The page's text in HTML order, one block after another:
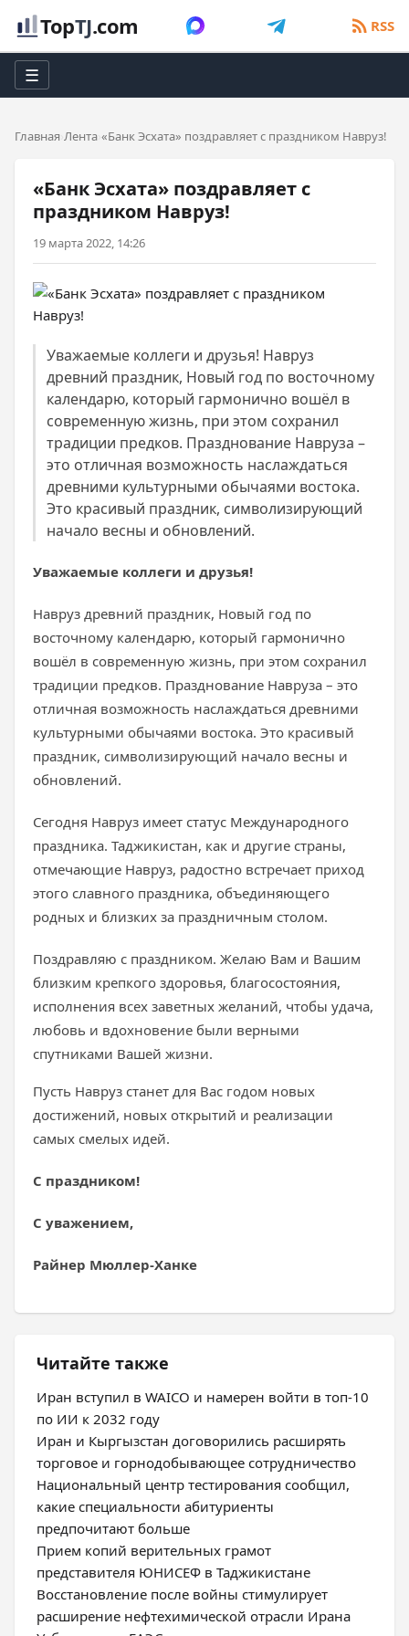
TopTJ.com RSS
☰
Главная Лента «Банк Эсхата» поздравляет с праздником Навруз!
«Банк Эсхата» поздравляет с
праздником Навруз!
19 марта 2022, 14:26
Уважаемые коллеги и друзья! Навруз
древний праздник, Новый год по восточному
календарю, который гармонично вошёл в
современную жизнь, при этом сохранил
традиции предков. Празднование Навруза –
это отличная возможность наслаждаться
древними культурными обычаями востока.
Это красивый праздник, символизирующий
начало весны и обновлений.
Уважаемые коллеги и друзья!
Навруз древний праздник, Новый год по
восточному календарю, который гармонично
вошёл в современную жизнь, при этом сохранил
традиции предков. Празднование Навруза – это
отличная возможность наслаждаться древними
культурными обычаями востока. Это красивый
праздник, символизирующий начало весны и
обновлений.
Сегодня Навруз имеет статус Международного
праздника. Таджикистан, как и другие страны,
отмечающие Навруз, радостно встречает приход
этого славного праздника, объединяющего
родных и близких за праздничным столом.
Поздравляю с праздником. Желаю Вам и Вашим
близким крепкого здоровья, благосостояния,
исполнения всех заветных желаний, чтобы удача,
любовь и вдохновение были верными
спутниками Вашей жизни.
Пусть Навруз станет для Вас годом новых
достижений, новых открытий и реализации
самых смелых идей.
С праздником!
С уважением,
Райнер Мюллер-Ханке
Читайте также
Иран вступил в WAICO и намерен войти в топ-10
по ИИ к 2032 году
Иран и Кыргызстан договорились расширять
торговое и горнодобывающее сотрудничество
Национальный центр тестирования сообщил,
какие специальности абитуриенты
предпочитают больше
Прием копий верительных грамот
представителя ЮНИСЕФ в Таджикистане
Восстановление после войны стимулирует
расширение нефтехимической отрасли Ирана